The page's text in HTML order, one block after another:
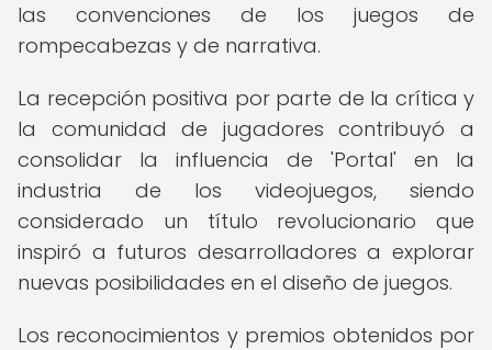
las convenciones de los juegos de
rompecabezas y de narrativa.
La recepción positiva por parte de la crítica y
la comunidad de jugadores contribuyó a
consolidar la influencia de 'Portal' en la
industria de los videojuegos, siendo
considerado un título revolucionario que
inspiró a futuros desarrolladores a explorar
nuevas posibilidades en el diseño de juegos.
Los reconocimientos y premios obtenidos por